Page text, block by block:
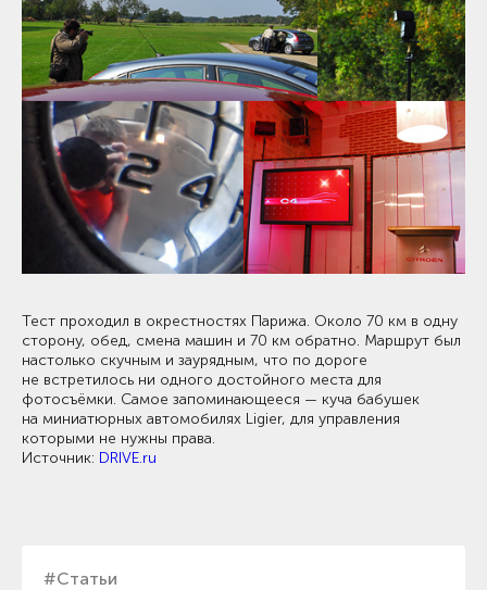
#Статьи
Тест проходил в окрестностях Парижа. Около 70 км в одну
сторону, обед, смена машин и 70 км обратно. Маршрут был
настолько скучным и заурядным, что по дороге
не встретилось ни одного достойного места для
фотосъёмки. Самое запоминающееся — куча бабушек
на миниатюрных автомобилях Ligier, для управления
которыми не нужны права.
Источник: DRIVE.ru